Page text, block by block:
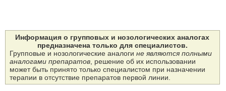
Информация о групповых и нозологических аналогах
предназначена только для специалистов.
Групповые и нозологические аналоги не являются полными
аналогами препаратов , решение об их использовании
может быть принято только специалистом при назначении
терапии в отсутствие препаратов первой линии.